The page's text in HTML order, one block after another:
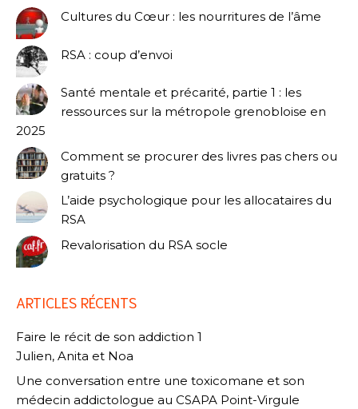
Cultures du Cœur : les nourritures de l’âme
RSA : coup d’envoi
Santé mentale et précarité, partie 1 : les
ressources sur la métropole grenobloise en
2025
Comment se procurer des livres pas chers ou
gratuits ?
L’aide psychologique pour les allocataires du
RSA
Revalorisation du RSA socle
ARTICLES RÉCENTS
Faire le récit de son addiction 1
Julien, Anita et Noa
Une conversation entre une toxicomane et son
médecin addictologue au CSAPA Point-Virgule